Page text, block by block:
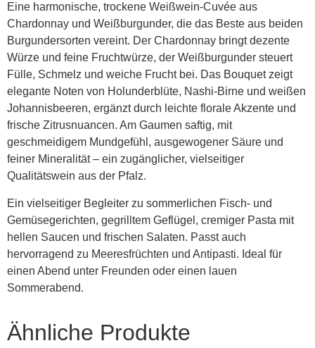
Eine harmonische, trockene Weißwein-Cuvée aus
Chardonnay und Weißburgunder, die das Beste aus beiden
Burgundersorten vereint. Der Chardonnay bringt dezente
Würze und feine Fruchtwürze, der Weißburgunder steuert
Fülle, Schmelz und weiche Frucht bei. Das Bouquet zeigt
elegante Noten von Holunderblüte, Nashi-Birne und weißen
Johannisbeeren, ergänzt durch leichte florale Akzente und
frische Zitrusnuancen. Am Gaumen saftig, mit
geschmeidigem Mundgefühl, ausgewogener Säure und
feiner Mineralität – ein zugänglicher, vielseitiger
Qualitätswein aus der Pfalz.
Ein vielseitiger Begleiter zu sommerlichen Fisch- und
Gemüsegerichten, gegrilltem Geflügel, cremiger Pasta mit
hellen Saucen und frischen Salaten. Passt auch
hervorragend zu Meeresfrüchten und Antipasti. Ideal für
einen Abend unter Freunden oder einen lauen
Sommerabend.
Ähnliche Produkte